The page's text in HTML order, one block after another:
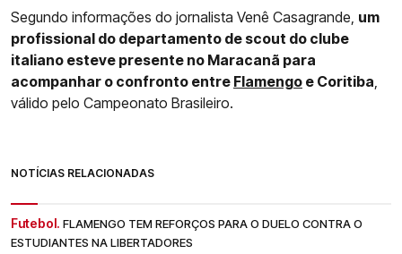
Segundo informações do jornalista Venê Casagrande, um
profissional do departamento de scout do clube
italiano esteve presente no Maracanã para
acompanhar o confronto entre Flamengo e Coritiba
válido pelo Campeonato Brasileiro.
NOTÍCIAS RELACIONADAS
Futebol. FLAMENGO TEM REFORÇOS PARA O DUELO CONTRA O
ESTUDIANTES NA LIBERTADORES